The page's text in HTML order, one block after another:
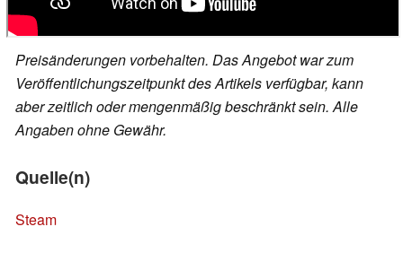
Preisänderungen vorbehalten. Das Angebot war zum
Veröffentlichungszeitpunkt des Artikels verfügbar, kann
aber zeitlich oder mengenmäßig beschränkt sein. Alle
Angaben ohne Gewähr.
Quelle(n)
Steam